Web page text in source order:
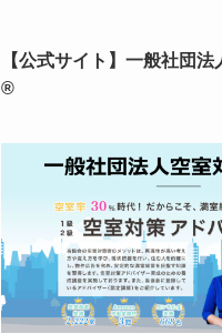
【公式サイト】一般社団
®︎